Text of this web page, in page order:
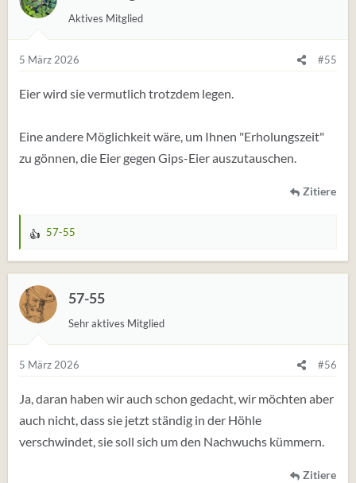
u
n
e
n
:
Aktives Mitglied
5 März 2026 #55
Eier wird sie vermutlich trotzdem legen.
Eine andere Möglichkeit wäre, um Ihnen "Erholungszeit"
zu gönnen, die Eier gegen Gips-Eier auszutauschen.
Zitiere
W
r
t
u
n
e
n
:
57-55
57-55
Sehr aktives Mitglied
5 März 2026 #56
Ja, daran haben wir auch schon gedacht, wir möchten aber
auch nicht, dass sie jetzt ständig in der Höhle
verschwindet, sie soll sich um den Nachwuchs kümmern.
Zitiere